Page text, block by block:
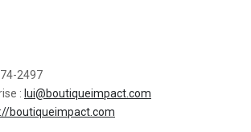
2497
: lui@boutiqueimpact.com
boutiqueimpact.com